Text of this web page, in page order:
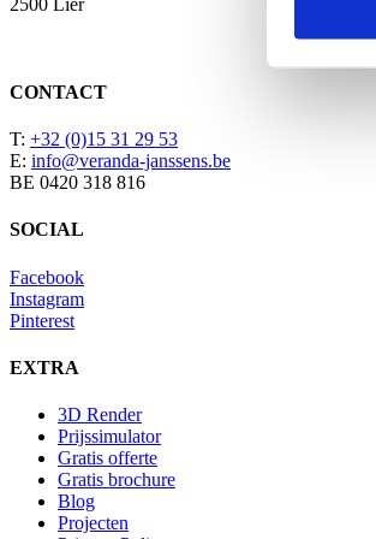
CONTACT
T: +32 (0)15 31 29 53
E: info@veranda-janssens.be
BE 0420 318 816
SOCIAL
Facebook
Instagram
Pinterest
EXTRA
3D Render
Prijssimulator
Gratis offerte
Gratis brochure
Blog
Projecten